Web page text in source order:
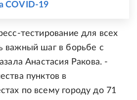
COVID-19
тестирование для всех
шаг в борьбе с
Анастасия Ракова. -
пунктов в
по всему городу до 71